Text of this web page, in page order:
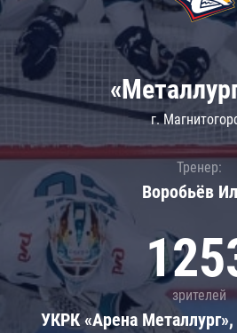
г.
Тренер:
Воробьёв
зрителей
УКРК «Арена Металлург»,